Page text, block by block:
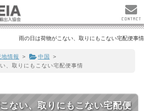
雨の日は荷物がこない、取りにもこない宅配便事情
情報 > 中国
>
、取りにもこない宅配便事情
ない、取りにもこない宅配便
CONTACT